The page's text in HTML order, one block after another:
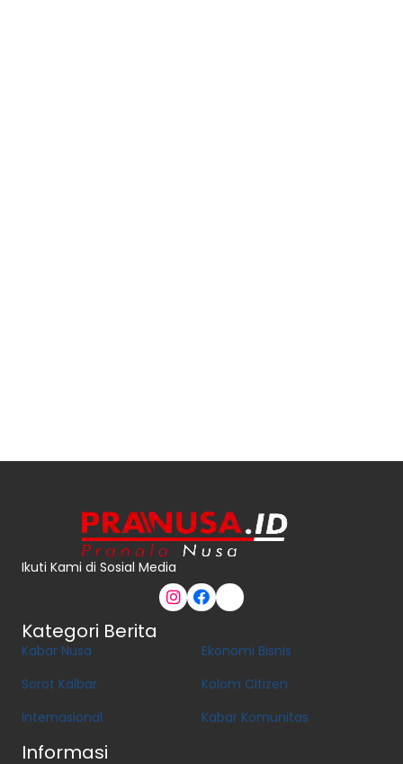
Ikuti Kami di Sosial Media
Kategori Berita
Kabar Nusa
Sorot Kalbar
Internasional
Ekonomi Bisnis
Kolom Citizen
Kabar Komunitas
Informasi